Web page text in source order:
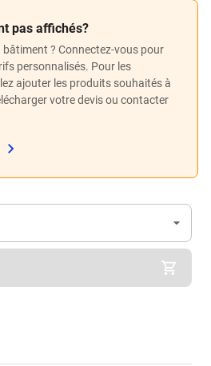
pas affichés?
bâtiment ? Connectez-vous pour
personnalisés. Pour les
ajouter les produits souhaités à
votre devis ou contacter
(Optionnel)